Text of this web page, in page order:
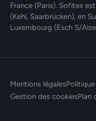
France (Paris). Sofitex
(Kehl, Saarbrücken), en
Luxembourg (Esch S/
Mentions légales
Gestion des cookiesPlan